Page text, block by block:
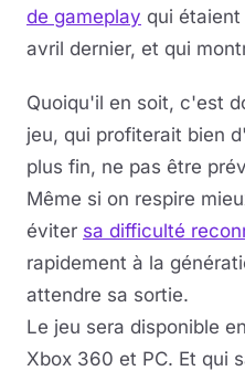
de gameplay qui
avril dernier, et qui
Quoiqu'il en soit, c'est
jeu, qui profiterait bien
plus fin, ne pas être
Même si on respire
éviter sa difficulté
rapidement à la
attendre sa sortie.
Le jeu sera disponible
Xbox 360 et PC. Et qui